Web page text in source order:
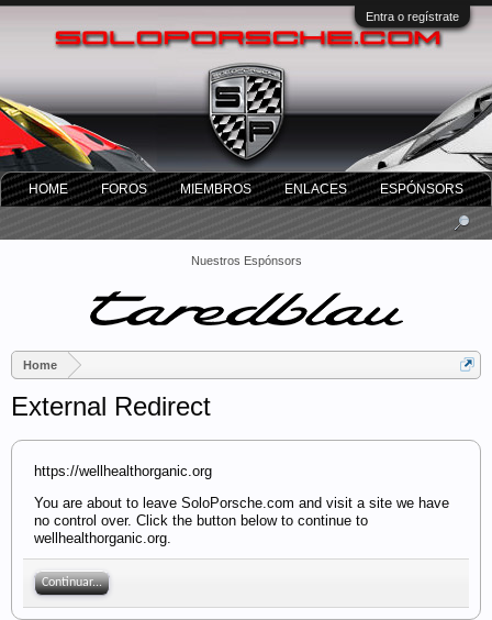
Entra o regístrate
Nuestros Espónsors
Home
External Redirect
https://wellhealthorganic.org
You are about to leave SoloPorsche.com and visit a site we have
no control over. Click the button below to continue to
wellhealthorganic.org.
Continuar...
HOME FOROS MIEMBROS ENLACES ESPÓNSORS